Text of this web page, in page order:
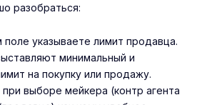
разобраться:
указываете лимит продавца.
минимальный и
на покупку или продажу.
выборе мейкера (контр агента